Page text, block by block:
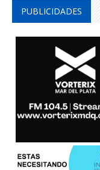
PUBLICIDADES